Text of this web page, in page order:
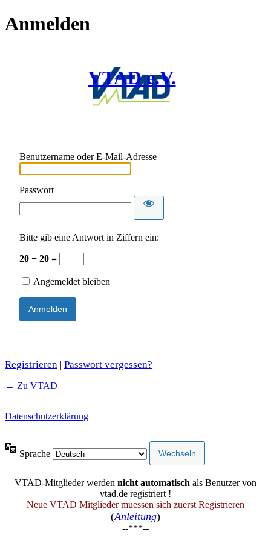
Anmelden
VTAD e.V.
Benutzername oder E-Mail-Adresse
Passwort
Bitte gib eine Antwort in Ziffern ein:
20 − 20 =
Angemeldet bleiben
Registrieren | Passwort vergessen?
← Zu VTAD
Datenschutzerklärung
Sprache
VTAD-Mitglieder werden nicht automatisch als Benutzer von
vtad.de registriert !
Neue VTAD Mitglieder muessen sich zuerst Registrieren
(Anleitung)
--***--